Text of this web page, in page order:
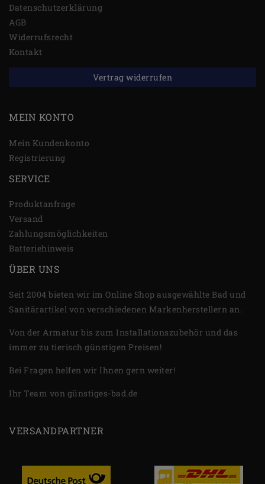
Daten­schutz­erklärung
AGB
Widerrufs­recht
Kontakt
Vertrag widerrufen
MEIN KONTO
Mein Kundenkonto
Registrierung
SERVICE
Produktanfrage
Versand
Zahlungsmöglichkeiten
Batteriehinweis
ÜBER UNS
Seit 2004 bieten wir im Online Shop ausgewählte Bad und
Sanitärartikel von verschiedenen Markenherstellern an.
Von der Armatur bis zum Installationszubehör und das
immer zu tierisch günstigen Preisen!
Bei Fragen helfen wir Ihnen gern weiter!
Ihr Team von günstiges-bad.de
VERSANDPARTNER